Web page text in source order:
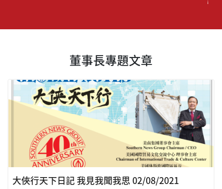
董事長專題文章
大俠行天下日記 我見我聞我思 02/08/2021